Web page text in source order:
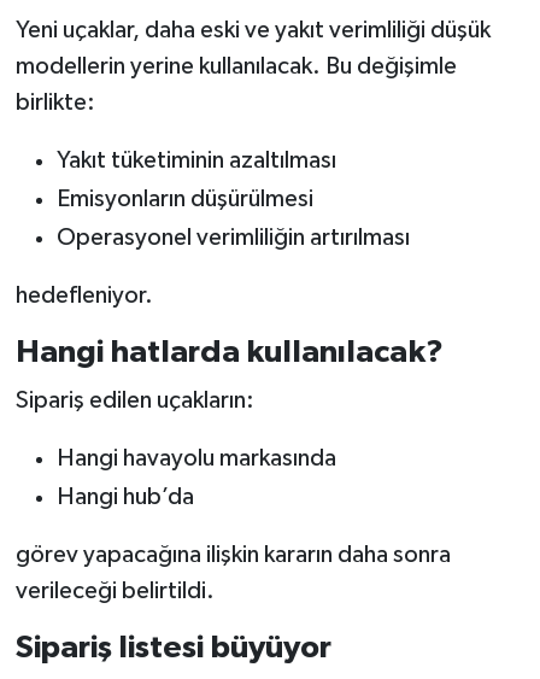
Yeni uçaklar, daha eski ve yakıt verimliliği düşük
modellerin yerine kullanılacak. Bu değişimle
birlikte:
Yakıt tüketiminin azaltılması
Emisyonların düşürülmesi
Operasyonel verimliliğin artırılması
hedefleniyor.
Hangi hatlarda kullanılacak?
Sipariş edilen uçakların:
Hangi havayolu markasında
Hangi hub’da
görev yapacağına ilişkin kararın daha sonra
verileceği belirtildi.
Sipariş listesi büyüyor